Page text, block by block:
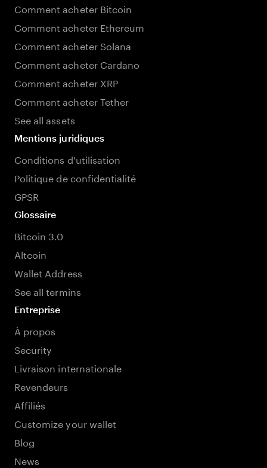
Comment acheter Bitcoin
Comment acheter Ethereum
Comment acheter Solana
Comment acheter Cardano
Comment acheter XRP
Comment acheter Tether
See all assets
Mentions juridiques
Conditions d'utilisation
Politique de confidentialité
GPSR
Glossaire
Bitcoin 3.0
Altcoin
Wallet Address
See all termins
Entreprise
À propos
Security
Livraison internationale
Revendeurs
Affiliés
Customize your wallet
Blog
News